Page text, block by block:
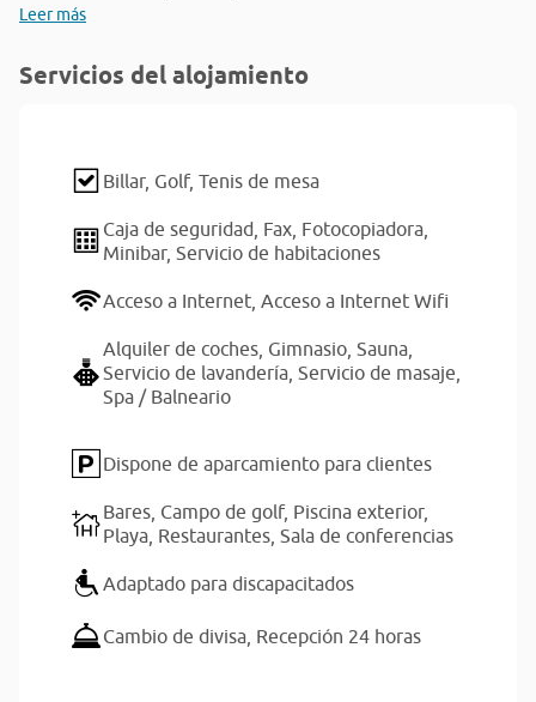
Leer más
Servicios del alojamiento
Billar, Golf, Tenis de mesa
Caja de seguridad, Fax, Fotocopiadora,
Minibar, Servicio de habitaciones
Acceso a Internet, Acceso a Internet Wifi
Alquiler de coches, Gimnasio, Sauna,
Servicio de lavandería, Servicio de masaje,
Spa / Balneario
Dispone de aparcamiento para clientes
Bares, Campo de golf, Piscina exterior,
Playa, Restaurantes, Sala de conferencias
Adaptado para discapacitados
Cambio de divisa, Recepción 24 horas